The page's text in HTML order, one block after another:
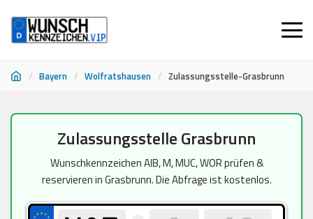
/ Bayern / Wolfratshausen / Zulassungsstelle-Grasbrunn
Zulassungsstelle Grasbrunn
Wunschkennzeichen AIB, M, MUC, WOR prüfen &
reservieren in Grasbrunn. Die Abfrage ist kostenlos.